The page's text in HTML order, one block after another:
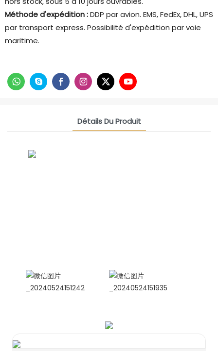
Méthode d'expédition :DDP par avion. EMS, FedEx, DHL, UPS
par transport express. Possibilité d'expédition par voie
maritime.
Détails Du Produit